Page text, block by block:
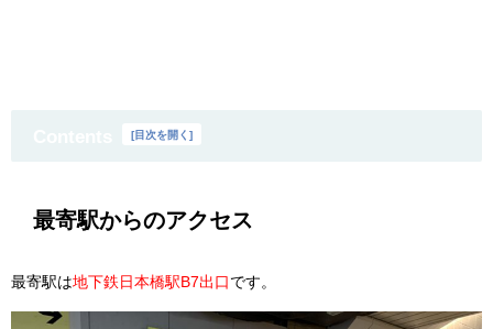
[目次を開く ]
最寄駅からのアクセス
最寄駅は地下鉄日本橋駅B7出口 です。